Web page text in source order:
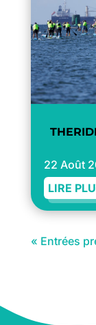
22 Août
LIRE
« Entrées